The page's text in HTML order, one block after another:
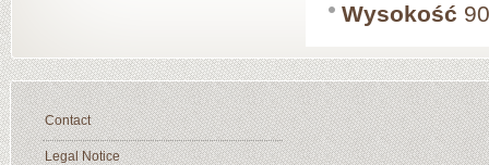
Wysokość
Contact
Legal Notice